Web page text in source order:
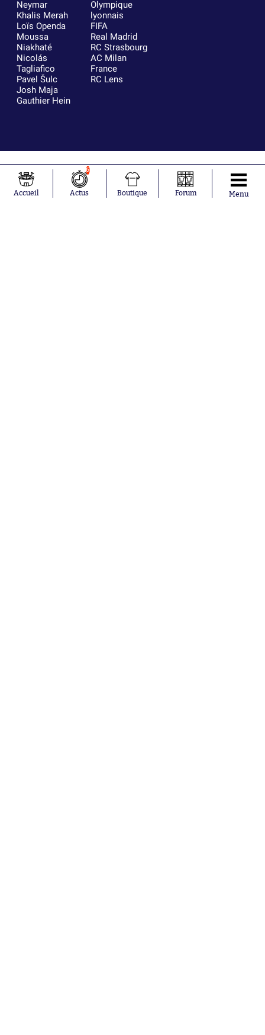
Neymar
Khalis Merah
Loïs Openda
Moussa
Niakhaté
Nicolás
Tagliafico
Pavel Šulc
Josh Maja
Gauthier Hein
Olympique
lyonnais
FIFA
Real Madrid
RC Strasbourg
AC Milan
France
RC Lens
Accueil
6
Actus Boutique Forum Menu